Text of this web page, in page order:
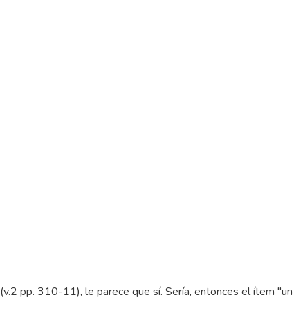
(v.2 pp. 310-11), le parece que sí. Sería, entonces el ítem